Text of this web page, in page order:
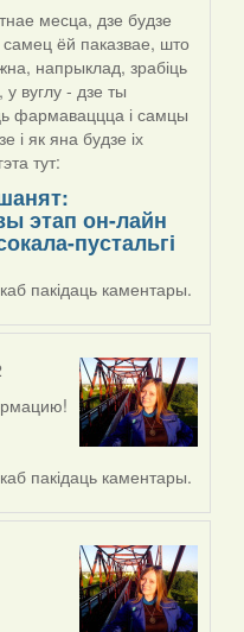
месца, дзе будзе
самец ёй паказвае, што
напрыклад, зрабіць
вуглу - дзе ты
фармаваццца і самцы
і як яна будзе іх
тут:
этап он-лайн
пустальгі
каб пакідаць каментары.
каб пакідаць каментары.